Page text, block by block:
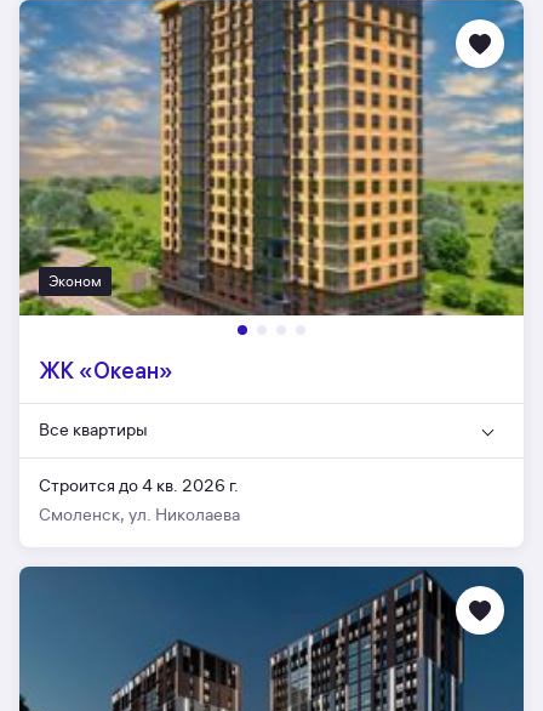
Эконом
ЖК «Океан»
Все квартиры
Строится до 4 кв. 2026 г.
Смоленск, ул. Николаева